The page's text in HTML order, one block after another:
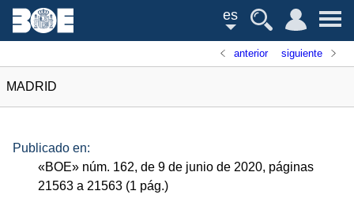
es
anterior siguiente
MADRID
Publicado en:
«BOE» núm. 162, de 9 de junio de 2020, páginas
21563 a 21563 (1 pág.)